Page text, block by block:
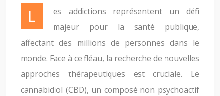
Les addictions représentent un défi
majeur pour la santé publique,
affectant des millions de personnes dans le
monde. Face à ce fléau, la recherche de nouvelles
approches thérapeutiques est cruciale. Le
cannabidiol (CBD), un composé non psychoactif